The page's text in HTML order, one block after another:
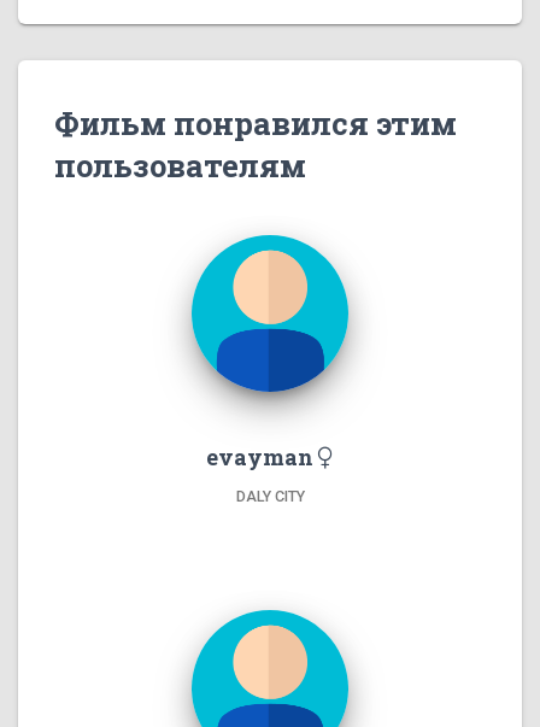
Фильм понравился этим
пользователям
evayman
DALY CITY